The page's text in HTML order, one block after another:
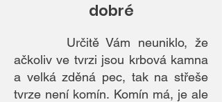
dobré
Určitě Vám neuniklo, že
ačkoliv ve tvrzi jsou krbová kamna
a velká zděná pec, tak na střeše
tvrze není komín. Komín má, je ale